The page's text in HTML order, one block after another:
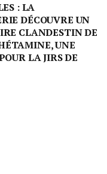
: LA
DÉCOUVRE UN
CLANDESTIN DE
UNE
LA JIRS DE